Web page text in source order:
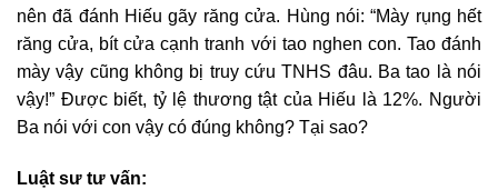
nên đã đánh Hiếu gãy răng cửa. Hùng nói: “Mày rụng hết
răng cửa, bít cửa cạnh tranh với tao nghen con. Tao đánh
mày vậy cũng không bị truy cứu TNHS đâu. Ba tao là nói
vậy!” Được biết, tỷ lệ thương tật của Hiếu là 12%. Người
Ba nói với con vậy có đúng không? Tại sao?
Luật sư tư vấn: